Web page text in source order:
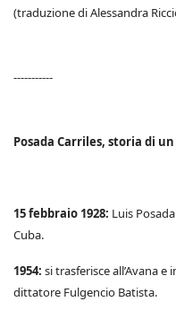
(traduzione di Alessandra
-----------
Posada Carriles, storia di un
15 febbraio 1928: Luis
Cuba.
1954: si trasferisce all’Avana
dittatore Fulgencio Batista.